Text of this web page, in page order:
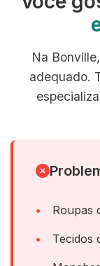
Na
adequado.
Roupas
Tecidos